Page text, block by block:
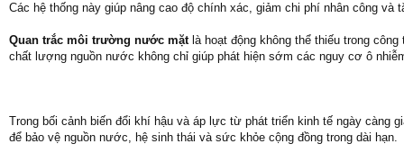
Các hệ thống này giúp nâng cao độ chính xác, giảm chi phí nhân công và
Quan trắc môi trường nước mặtlà hoạt động không thể thiếu trong
chất lượng nguồn nước không chỉ giúp phát hiện sớm các nguy cơ ô
Trong bối cảnh biến đổi khí hậu và áp lực từ phát triển kinh tế ngày càng
để bảo vệ nguồn nước, hệ sinh thái và sức khỏe cộng đồng trong dài hạn.